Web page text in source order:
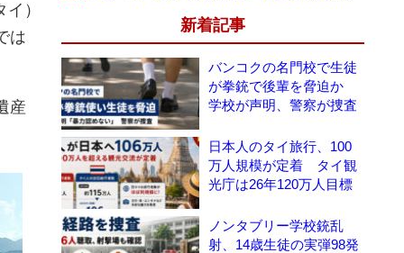
）
は
産
新着記事
バンコクの名門校で生徒
が拳銃で後輩を脅迫か
学校が声明、警察が捜査
日本人のタイ旅行、100
万人規模が定着 タイ観
光庁は26年120万人目標
ノンタブリー学校銃乱
射、14歳生徒の実弾98発